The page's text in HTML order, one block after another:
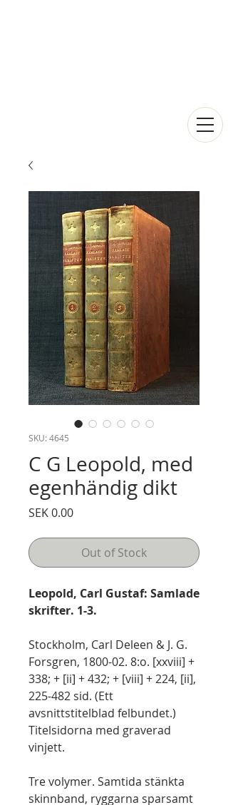
SKU: 4645
C G Leopold, med
egenhändig dikt
SEK 0.00Price
Out of Stock
Leopold, Carl Gustaf: Samlade
skrifter. 1-3.
Stockholm, Carl Deleen & J. G.
Forsgren, 1800-02. 8:o. [xxviii] +
338; + [ii] + 432; + [viii] + 224, [ii],
225-482 sid. (Ett
avsnittstitelblad felbundet.)
Titelsidorna med graverad
vinjett.
Tre volymer. Samtida stänkta
skinnband, ryggarna sparsamt